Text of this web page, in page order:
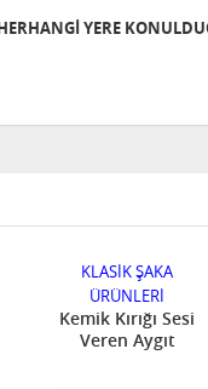
YERE
KLASİK ŞAKA
ÜRÜNLERİ
Kemik Kırığı Sesi
Veren Aygıt